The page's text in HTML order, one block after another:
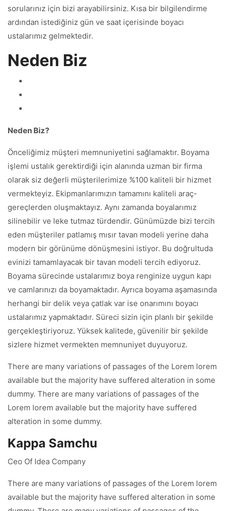
sorularınız için bizi arayabilirsiniz. Kısa bir bilgilendirme
ardından istediğiniz gün ve saat içerisinde boyacı
ustalarımız gelmektedir.
Neden Biz
Neden Biz?
Önceliğimiz müşteri memnuniyetini sağlamaktır. Boyama
işlemi ustalık gerektirdiği için alanında uzman bir firma
olarak siz değerli müşterilerimize %100 kaliteli bir hizmet
vermekteyiz. Ekipmanlarımızın tamamını kaliteli araç-
gereçlerden oluşmaktayız. Aynı zamanda boyalarımız
silinebilir ve leke tutmaz türdendir. Günümüzde bizi tercih
eden müşteriler patlamış mısır tavan modeli yerine daha
modern bir görünüme dönüşmesini istiyor. Bu doğrultuda
evinizi tamamlayacak bir tavan modeli tercih ediyoruz.
Boyama sürecinde ustalarımız boya renginize uygun kapı
ve camlarınızı da boyamaktadır. Ayrıca boyama aşamasında
herhangi bir delik veya çatlak var ise onarımını boyacı
ustalarımız yapmaktadır. Süreci sizin için planlı bir şekilde
gerçekleştiriyoruz. Yüksek kalitede, güvenilir bir şekilde
sizlere hizmet vermekten memnuniyet duyuyoruz.
There are many variations of passages of the Lorem lorem
available but the majority have suffered alteration in some
dummy. There are many variations of passages of the
Lorem lorem available but the majority have suffered
alteration in some dummy.
Kappa Samchu
Ceo Of Idea Company
There are many variations of passages of the Lorem lorem
available but the majority have suffered alteration in some